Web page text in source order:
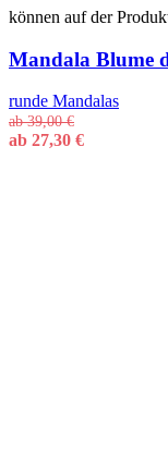
können auf der
Mandala Blume
runde Mandalas
ab39,00€
ab 27,30 €